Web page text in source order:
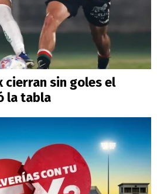
cierran sin goles el
la tabla